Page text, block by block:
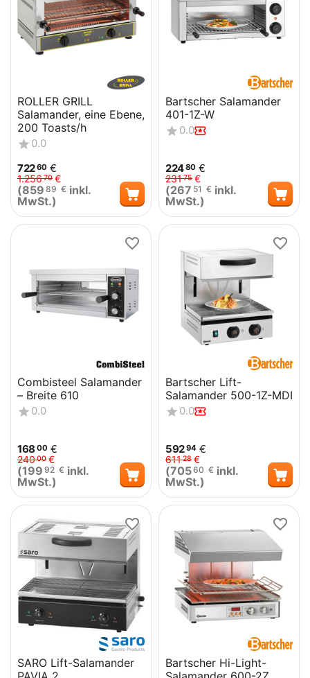
ROLLER GRILL
Salamander, eine Ebene,
200 Toasts/h
0.0
72260 €
1.25670 €
(859 89 € inkl.
MwSt.)
Bartscher Salamander
401-1Z-W
0.0
22480 €
23175 €
(267 51 € inkl.
MwSt.)
Combisteel Salamander
– Breite 610
0.0
168 00 €
24000 €
(199 92 € inkl.
MwSt.)
Bartscher Lift-
Salamander 500-1Z-MDI
0.0
59294 €
61128 €
(70560 € inkl.
MwSt.)
SARO Lift-Salamander
Bartscher Hi-Light-